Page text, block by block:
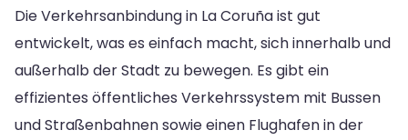
Die Verkehrsanbindung in La Coruña ist gut
entwickelt, was es einfach macht, sich innerhalb und
außerhalb der Stadt zu bewegen. Es gibt ein
effizientes öffentliches Verkehrssystem mit Bussen
und Straßenbahnen sowie einen Flughafen in der